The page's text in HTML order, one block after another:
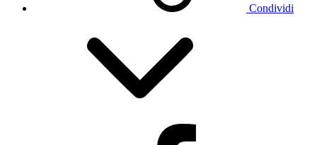
Condividi